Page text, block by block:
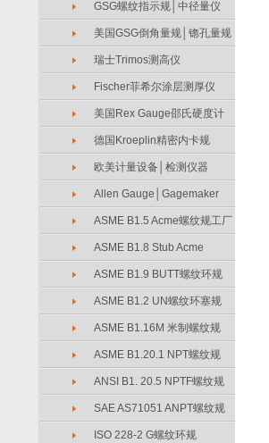
GSG螺纹指示规│中径量仪
美国GSG倒角量规│锪孔量规
瑞士Trimos测高仪
Fischer菲希尔涂层测厚仪
美国Rex Gauge邵氏硬度计
德国Kroeplin精密内卡规
欧美计量设备│检测仪器
Allen Gauge│Gagemaker
ASME B1.5 Acme螺纹规工厂
ASME B1.8 Stub Acme
ASME B1.9 BUTT螺纹环规
ASME B1.2 UN螺纹环塞规
ASME B1.16M 米制螺纹规
ASME B1.20.1 NPT螺纹规
ANSI B1. 20.5 NPTF螺纹规
SAE AS71051 ANPT螺纹规
ISO 228-2 G螺纹环规